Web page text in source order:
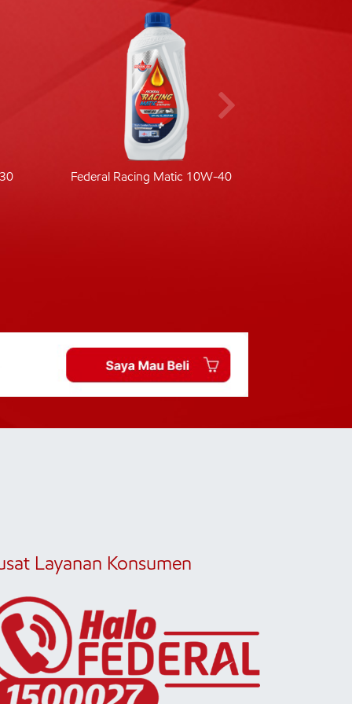
Federal Racing Matic 10W-40
Layanan Konsumen